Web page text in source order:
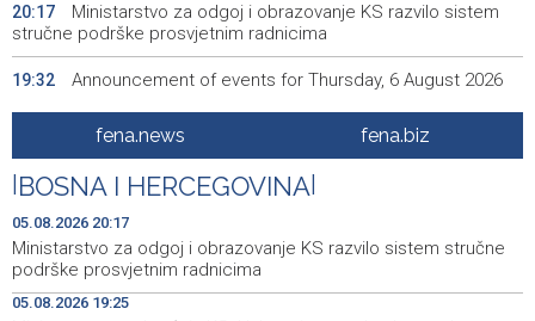
20:17
Ministarstvo za odgoj i obrazovanje KS razvilo sistem
stručne podrške prosvjetnim radnicima
19:32 Announcement of events for Thursday, 6 August 2026
Rise in electric scooter injuries among children; Biloš:
Head and facial injuries most common
19:25
Ministarstvo saobraćaja KS: Uskoro javna nabavka za
obnovu mosta u ulici Ive Andrića
19:15
Pomozi.ba pomaže Gazi - Od početka 2026. podijeljeno
40.000 toplih obroka, u augustu nove aktivnosti
fena.news fena.biz
BOSNA I HERCEGOVINA
05.08.2026 20:17
Ministarstvo za odgoj i obrazovanje KS razvilo sistem stručne
podrške prosvjetnim radnicima
05.08.2026 19:25